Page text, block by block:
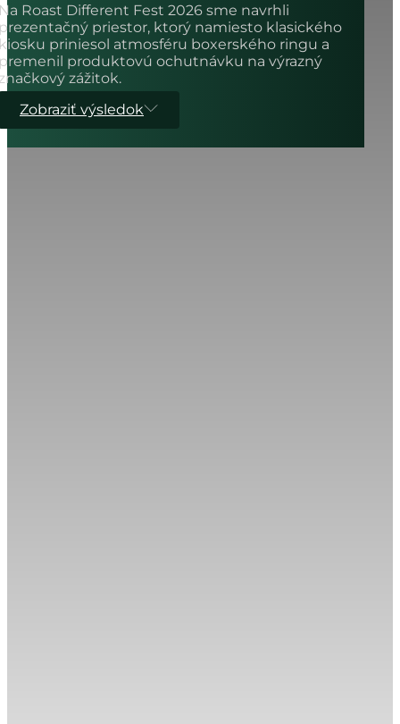
Roast Different Fest 2026 sme navrhli
priestor, ktorý namiesto klasického
priniesol atmosféru boxerského ringu a
produktovú ochutnávku na výrazný
zážitok.
Zobraziť výsledok